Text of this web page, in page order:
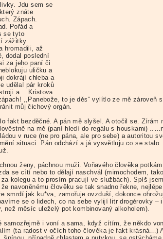
Jdu sem se
znáte
Zápach.
Pořád a
se tyto
zážitky
hromadili, až
dodal poslední
za jeho paní či
uličku a
dokrájí chleba a
udělal pár kroků
a….Kristova
,,Panebože, to je děs“ vylítlo ze mě zároveň s
můj čichový orgán.
fakt bezděčné. A pán mě slyšel. A otočil se. Zírám
na mě (paní hledí do regálu s houskami)
v ruce (ne pro pána, ale pro sebe) a autoritou
situaci. Pán odchází a já vysvětluju co se stalo.
ženy, páchnou muži. Voňavého člověka potkám
se cítí nebo to dělají naschvál (mimochodem,
kolegu a to prosím pracují ve službách). Spíš
navoněnému člověku se tak snadno řekne, nejlépe
smrdí jak ku*va, zamořuje ovzduší, dokonce
se o lidech, co na sebe vylijí litr drogérovky – i
měsíc uleželý pot kombinovaný alkoholem).
samozřejmě i voní a sama, když cítím, že někdo
(ta radost v očích toho člověka je fakt krásná…)